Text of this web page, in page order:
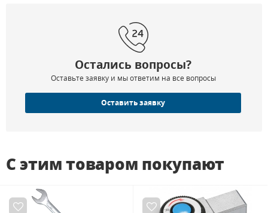
Остались вопросы?
Оставьте заявку и мы ответим на все вопросы
Оставить заявку
С этим товаром покупают